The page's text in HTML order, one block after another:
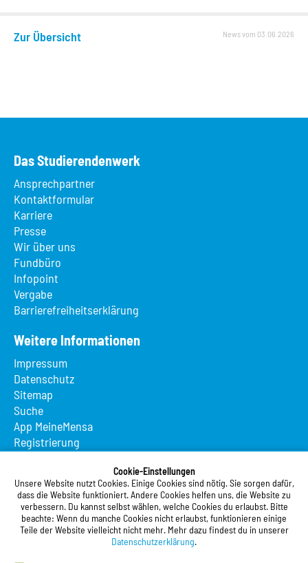
Cookie-Einstellungen
Unsere Website nutzt Cookies. Einige Cookies sind nötig. Sie sorgen dafür,
dass die Website funktioniert. Andere Cookies helfen uns, die Website zu
verbessern. Du kannst selbst wählen, welche Cookies du erlaubst. Bitte
beachte: Wenn du manche Cookies nicht erlaubst, funktionieren einige
Teile der Website vielleicht nicht mehr. Mehr dazu findest du in unserer
Datenschutzerklärung.
News vom 03.06.2026
Zur Übersicht
Das Studierendenwerk
Ansprechpartner
Kontaktformular
Karriere
Presse
Wir über uns
Fundbüro
Infopoint
Vergabe
Barrierefreiheitserklärung
Weitere Informationen
Impressum
Datenschutz
Sitemap
Suche
App MeineMensa
Registrierung
Studierendenwerk Vorderpfalz
Studierendenwerk Vorderpfalz
Anstalt des öffentlichen Rechts
Xylanderstraße 17
76829 Landau in der Pfalz